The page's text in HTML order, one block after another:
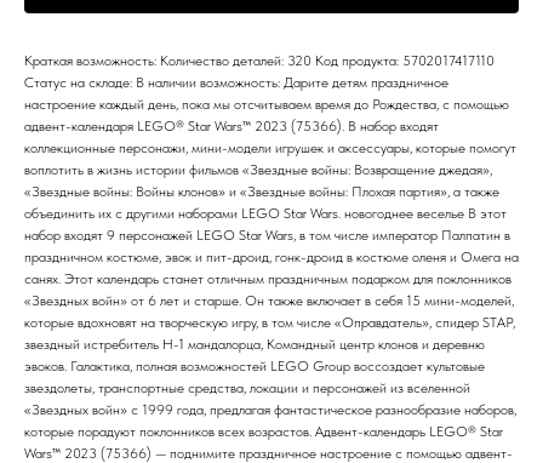
Краткая возможность: Количество деталей: 320 Код продукта: 5702017417110
Статус на складе: В наличии возможность: Дарите детям праздничное
настроение каждый день, пока мы отсчитываем время до Рождества, с помощью
адвент-календаря LEGO® Star Wars™ 2023 (75366). В набор входят
коллекционные персонажи, мини-модели игрушек и аксессуары, которые помогут
воплотить в жизнь истории фильмов «Звездные войны: Возвращение джедая»,
«Звездные войны: Войны клонов» и «Звездные войны: Плохая партия», а также
объединить их с другими наборами LEGO Star Wars. новогоднее веселье В этот
набор входят 9 персонажей LEGO Star Wars, в том числе император Палпатин в
праздничном костюме, эвок и пит-дроид, гонк-дроид в костюме оленя и Омега на
санях. Этот календарь станет отличным праздничным подарком для поклонников
«Звездных войн» от 6 лет и старше. Он также включает в себя 15 мини-моделей,
которые вдохновят на творческую игру, в том числе «Оправдатель», спидер STAP,
звездный истребитель Н-1 мандалорца, Командный центр клонов и деревню
эвоков. Галактика, полная возможностей LEGO Group воссоздает культовые
звездолеты, транспортные средства, локации и персонажей из вселенной
«Звездных войн» с 1999 года, предлагая фантастическое разнообразие наборов,
которые порадуют поклонников всех возрастов. Адвент-календарь LEGO® Star
Wars™ 2023 (75366) — поднимите праздничное настроение с помощью адвент-